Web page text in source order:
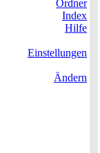
Ordner
Index
Hilfe
Einstellungen
Ändern